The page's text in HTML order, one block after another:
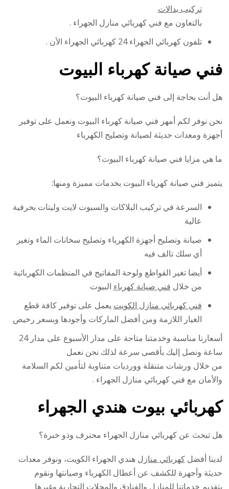
تركيب بدالات
بالتعاون مع فني كهربائي منازل الجهراء .
تلفون كهربائي الجهراء 24 كهربائي الجهراء الأن .
فني صيانة كهرباء البيوت
هل أنت بحاجة إلى فني صيانة كهرباء البيوت؟
نحن نوفر لكم أمهر فني صيانة كهرباء البيوت ونعمل على توفير
أجهزة ومعدات حديثة لصيانة وتصليح الكهرباء
ما هي مزايا فني صيانة كهرباء البيوت؟
يتميز فني صيانة كهرباء البيوت بخدمات مميزة ومنها:
السرعة في تركيب البلاكات والسبوت لايت وليتات بحرفية
عالية
صيانة وتصليح أجهزة الكهرباء وتصليح سخانات الماء وتغير
أي سلك تالف فيه
أيضا تغير القواطع ولوحة المفاتيح في المنظمات الكهربائية
من خلال فني صيانة كهرباء البيوت
فني كهربائي منازل الكويت يعمل على توفير كافة قطع
الغيار اللازمة ومن أفضل الماركات وأجودها وبسعر رخيص
أسعارنا مناسبة وخدمتنا متاحة على مدار الأسبوع على مدار 24
ساعة ونصل إليك بأقصى سرعة لذلك نحن نعمل
من خلال ورشات متنقلة وورديات متناوبة لتأمين لكم السلامة
والأمان مع فني كهربائي منازل الجهراء .
كهربائي بيوت هندي الجهراء
هل تبحث عن كهربائي منازل الجهراء محترف وذو خبرة؟
لدينا أفضلكهربائي منازل هندي الجهراء الكويت، ونوفر معدات
حديثة وأجهزة للكشف عن أعطال الكهرباء وصيانتها ونقوم
بتقديم خدماتنا للمنازل والفنادق والمحلات التجارية وغيرها